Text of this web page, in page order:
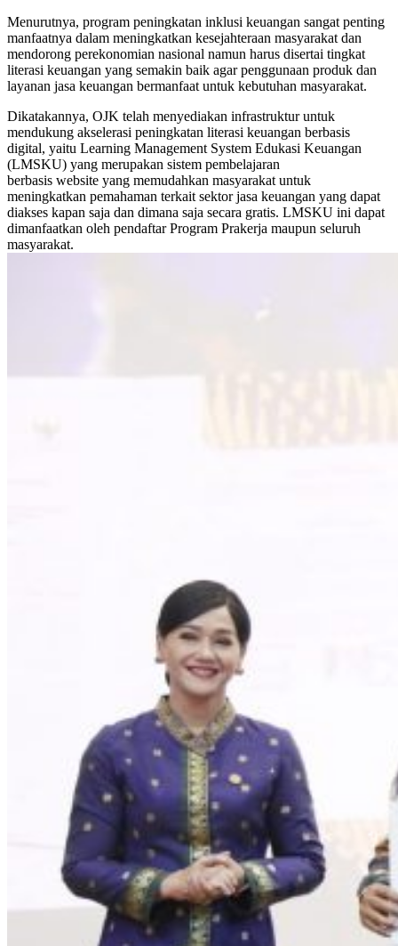
Menurutnya, program peningkatan inklusi keuangan sangat penting
manfaatnya dalam meningkatkan kesejahteraan masyarakat dan
mendorong perekonomian nasional namun harus disertai tingkat
literasi keuangan yang semakin baik agar penggunaan produk dan
layanan jasa keuangan bermanfaat untuk kebutuhan masyarakat.
Dikatakannya, OJK telah menyediakan infrastruktur untuk
mendukung akselerasi peningkatan literasi keuangan berbasis
digital, yaitu Learning Management System Edukasi Keuangan
(LMSKU) yang merupakan sistem pembelajaran
berbasis website yang memudahkan masyarakat untuk
meningkatkan pemahaman terkait sektor jasa keuangan yang dapat
diakses kapan saja dan dimana saja secara gratis. LMSKU ini dapat
dimanfaatkan oleh pendaftar Program Prakerja maupun seluruh
masyarakat.